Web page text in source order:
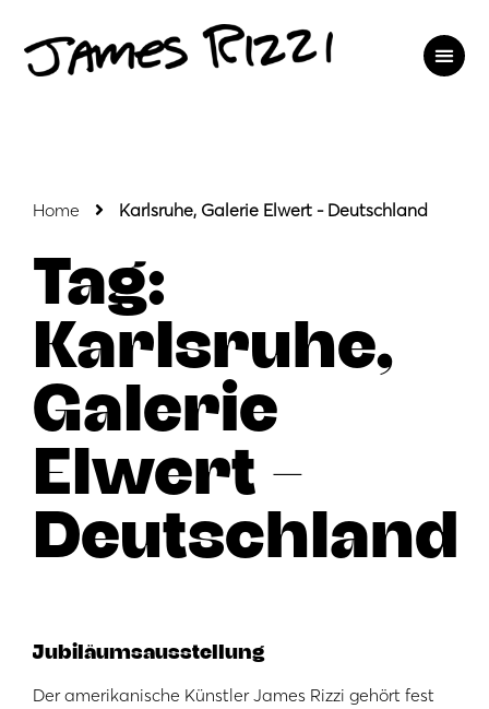
Home Karlsruhe, Galerie Elwert - Deutschland
Tag:
Karlsruhe,
Galerie
Elwert –
Deutschland
Jubiläumsausstellung
Der amerikanische Künstler James Rizzi gehört fest